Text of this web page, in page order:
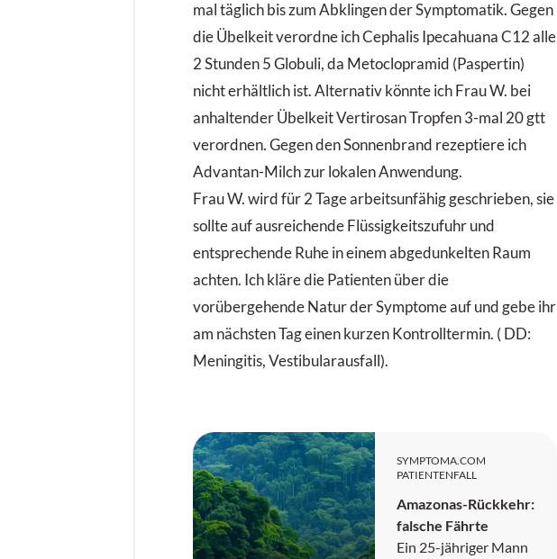
mal täglich bis zum Abklingen der Symptomatik. Gegen
die Übelkeit verordne ich Cephalis Ipecahuana C12 alle
2 Stunden 5 Globuli, da Metoclopramid (Paspertin)
nicht erhältlich ist. Alternativ könnte ich Frau W. bei
anhaltender Übelkeit Vertirosan Tropfen 3-mal 20 gtt
verordnen. Gegen den Sonnenbrand rezeptiere ich
Advantan-Milch zur lokalen Anwendung.
Frau W. wird für 2 Tage arbeitsunfähig geschrieben, sie
sollte auf ausreichende Flüssigkeitszufuhr und
entsprechende Ruhe in einem abgedunkelten Raum
achten. Ich kläre die Patienten über die
vorübergehende Natur der Symptome auf und gebe ihr
am nächsten Tag einen kurzen Kontrolltermin. ( DD:
Meningitis, Vestibularausfall).
SYMPTOMA.COM
PATIENTENFALL
Amazonas-Rückkehr:
falsche Fährte
Ein 25-jähriger Mann